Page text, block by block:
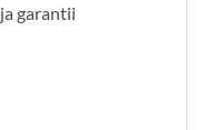
garantii